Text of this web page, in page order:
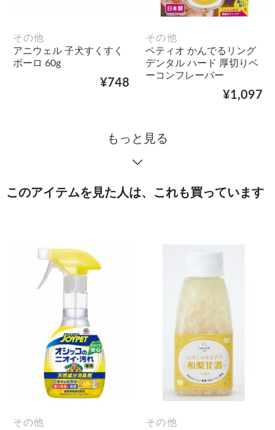
その他
アニウェル 子犬すくすく
ボーロ 60g
¥748
その他
ペティオ かんでるリング
デンタル ハード 厚切りベ
ーコンフレーバー
¥1,097
もっと見る
このアイテムを見た人は、これも買っています
その他
その他